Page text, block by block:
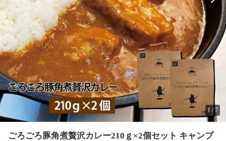
1 /7
ごろごろ豚角煮贅沢カレー210ｇ×2個セット キャンプ